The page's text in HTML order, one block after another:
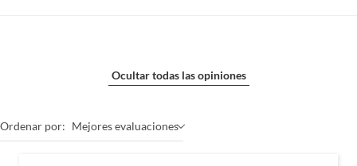
Ocultar todas las opiniones
Ordenar por: Mejores evaluaciones